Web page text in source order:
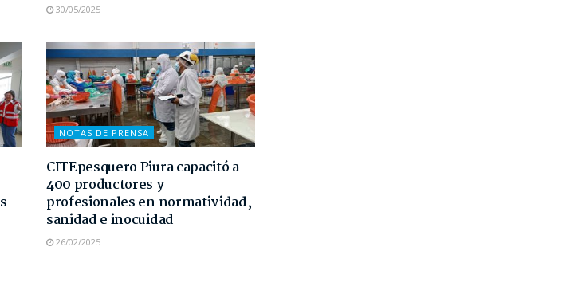
30/05/2025
NOTAS DE PRENSA
CITEpesquero Piura capacitó a
400 productores y
profesionales en normatividad,
sanidad e inocuidad
26/02/2025